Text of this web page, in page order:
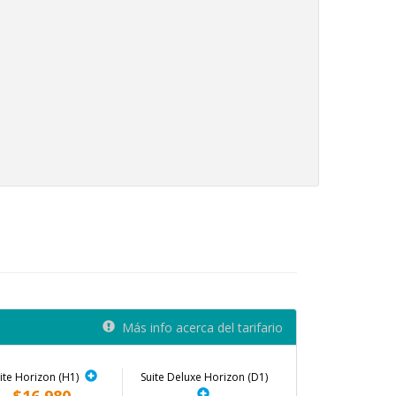
Más info acerca del tarifario
Horizon (H1) Suite Deluxe Horizon (D1)